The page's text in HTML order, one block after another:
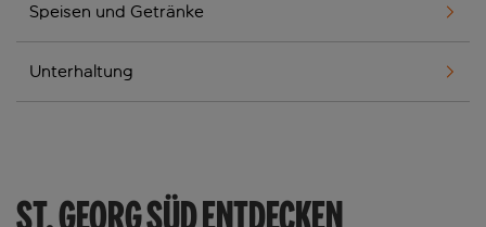
Speisen und Getränke
Unterhaltung